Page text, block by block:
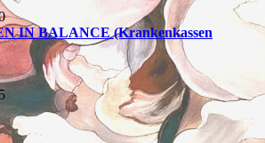
IN BALANCE (Krankenkassen